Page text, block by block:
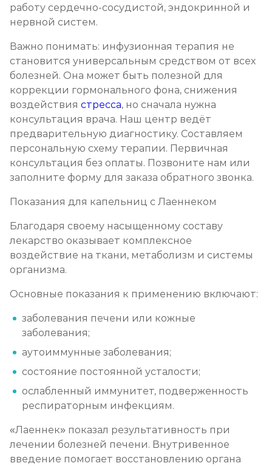
работу сердечно-сосудистой, эндокринной и
нервной систем.
Важно понимать: инфузионная терапия не
становится универсальным средством от всех
болезней. Она может быть полезной для
коррекции гормонального фона, снижения
воздействия стресса, но сначала нужна
консультация врача. Наш центр ведёт
предварительную диагностику. Составляем
персональную схему терапии. Первичная
консультация без оплаты. Позвоните нам или
заполните форму для заказа обратного звонка.
Показания для капельниц с Лаеннеком
Благодаря своему насыщенному составу
лекарство оказывает комплексное
воздействие на ткани, метаболизм и системы
организма.
Основные показания к применению включают:
заболевания печени или кожные
заболевания;
аутоиммунные заболевания;
состояние постоянной усталости;
ослабленный иммунитет, подверженность
респираторным инфекциям.
«Лаеннек» показал результативность при
лечении болезней печени. Внутривенное
введение помогает восстановлению органа